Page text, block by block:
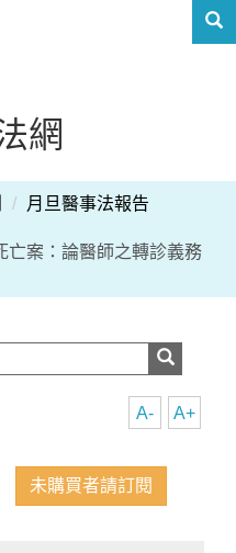
網
月旦醫事法報告
亡案：論醫師之轉診義務
A+
A-
未購買者請訂閱